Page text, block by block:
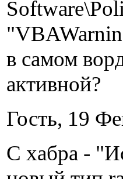
в самом
активной?
Гость, 19
С хабра -